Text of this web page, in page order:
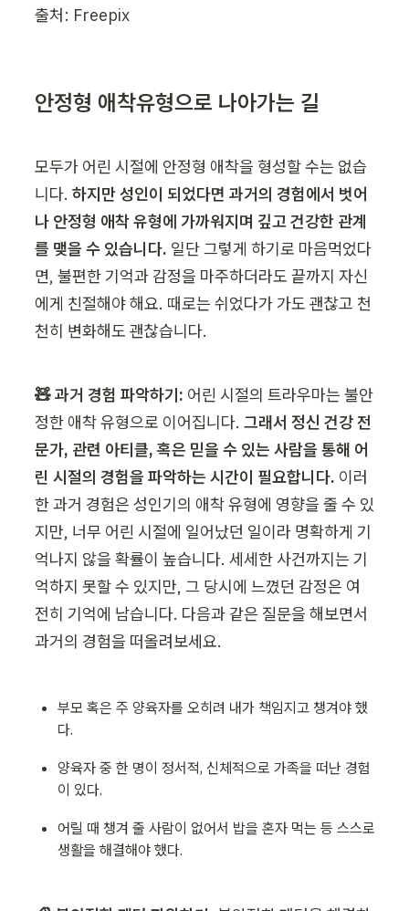
출처: Freepix
안정형 애착유형으로 나아가는 길
모두가 어린 시절에 안정형 애착을 형성할 수는 없습
니다. 하지만 성인이 되었다면 과거의 경험에서 벗어
나 안정형 애착 유형에 가까워지며 깊고 건강한 관계
를 맺을 수 있습니다. 일단 그렇게 하기로 마음먹었다
면, 불편한 기억과 감정을 마주하더라도 끝까지 자신
에게 친절해야 해요. 때로는 쉬었다가 가도 괜찮고 천
천히 변화해도 괜찮습니다.
🧸 과거 경험 파악하기: 어린 시절의 트라우마는 불안
정한 애착 유형으로 이어집니다. 그래서 정신 건강 전
문가, 관련 아티클, 혹은 믿을 수 있는 사람을 통해 어
린 시절의 경험을 파악하는 시간이 필요합니다. 이러
한 과거 경험은 성인기의 애착 유형에 영향을 줄 수 있
지만, 너무 어린 시절에 일어났던 일이라 명확하게 기
억나지 않을 확률이 높습니다. 세세한 사건까지는 기
억하지 못할 수 있지만, 그 당시에 느꼈던 감정은 여
전히 기억에 남습니다. 다음과 같은 질문을 해보면서
과거의 경험을 떠올려보세요.
부모 혹은 주 양육자를 오히려 내가 책임지고 챙겨야 했
다.
양육자 중 한 명이 정서적, 신체적으로 가족을 떠난 경험
이 있다.
어릴 때 챙겨 줄 사람이 없어서 밥을 혼자 먹는 등 스스로
생활을 해결해야 했다.